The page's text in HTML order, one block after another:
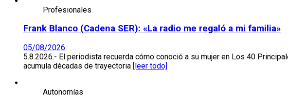
Profesionales
Frank Blanco (Cadena SER): «La radio me regaló a mi familia»
05/08/2026
5.8.2026.- El periodista recuerda cómo conoció a su mujer en Los 40
acumula décadas de trayectoria [leer todo]
Autonomías